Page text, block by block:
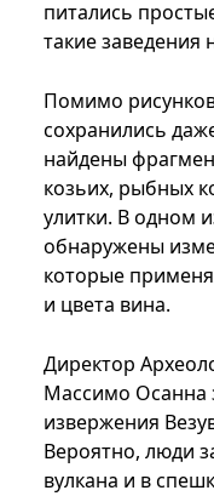
питались
такие заведения
Помимо
сохранились
найдены
козьих, рыбных
улитки. В одном
обнаружены
которые
и цвета вина.
Директор
Массимо Осанна
извержения
Вероятно, люди
вулкана и в